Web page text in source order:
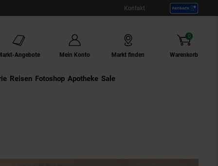
Kontakt
Angebote Mein Konto Markt finden Warenkorb
0
Artikel
Externer Link:
Reisen Externer Link:
Fotoshop Externer Link:
Apotheke Sale